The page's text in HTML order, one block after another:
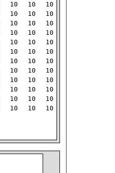
10 10
10
10 10
10
10 10
10
10 10
10
10 10
10
10 10
10
10 10
10
10 10
10
10 10
10
10 10
10
10 10
10
10 10 10